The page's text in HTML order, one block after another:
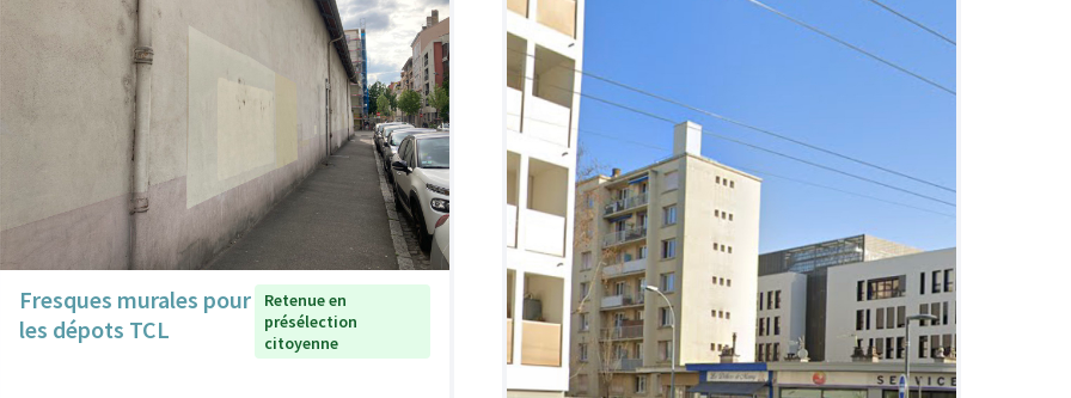
Fresques murales pour
les dépots TCL
Retenue en
présélection
citoyenne